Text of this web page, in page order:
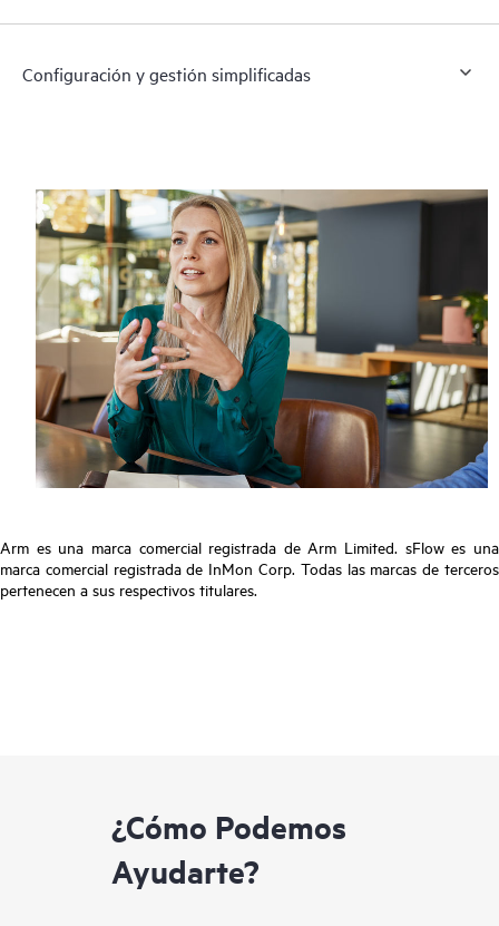
Configuración y gestión simplificadas
Arm es una marca comercial registrada de Arm Limited. sFlow es una
marca comercial registrada de InMon Corp. Todas las marcas de terceros
pertenecen a sus respectivos titulares.
¿Cómo Podemos
Ayudarte?